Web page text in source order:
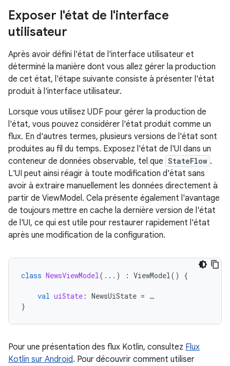
Exposer l'état de l'interface
utilisateur
Après avoir défini l'état de l'interface utilisateur et
déterminé la manière dont vous allez gérer la production
de cet état, l'étape suivante consiste à présenter l'état
produit à l'interface utilisateur.
Lorsque vous utilisez UDF pour gérer la production de
l'état, vous pouvez considérer l'état produit comme un
flux. En d'autres termes, plusieurs versions de l'état sont
produites au fil du temps. Exposez l'état de l'UI dans un
conteneur de données observable, tel que StateFlow .
L'UI peut ainsi réagir à toute modification d'état sans
avoir à extraire manuellement les données directement à
partir de ViewModel. Cela présente également l'avantage
de toujours mettre en cache la dernière version de l'état
de l'UI, ce qui est utile pour restaurer rapidement l'état
après une modification de la configuration.
class NewsViewModel(...) : ViewModel() {
val uiState : NewsUiState = …
}
Pour une présentation des flux Kotlin, consultez Flux
Kotlin sur Android. Pour découvrir comment utiliser